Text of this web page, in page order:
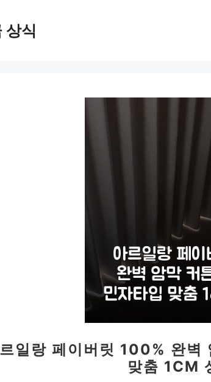
상식
일랑 페이버릿 100% 완벽
맞춤 1CM